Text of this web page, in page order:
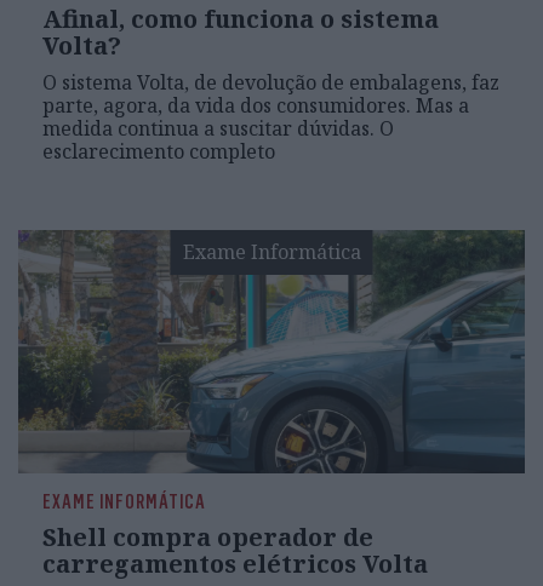
Afinal, como funciona o sistema
Volta?
O sistema Volta, de devolução de embalagens, faz
parte, agora, da vida dos consumidores. Mas a
medida continua a suscitar dúvidas. O
esclarecimento completo
Exame Informática
EXAME INFORMÁTICA
Shell compra operador de
carregamentos elétricos Volta